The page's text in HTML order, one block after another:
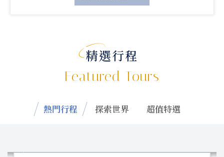
精選行程
Featured Tours
熱門行程 探索世界 超值特選